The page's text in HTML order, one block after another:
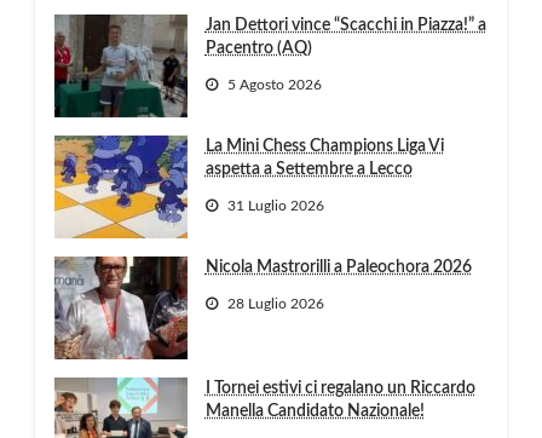
Jan Dettori vince “Scacchi in Piazza!” a
Pacentro (AQ)
5 Agosto 2026
La Mini Chess Champions Liga Vi
aspetta a Settembre a Lecco
31 Luglio 2026
Nicola Mastrorilli a Paleochora 2026
28 Luglio 2026
I Tornei estivi ci regalano un Riccardo
Manella Candidato Nazionale!